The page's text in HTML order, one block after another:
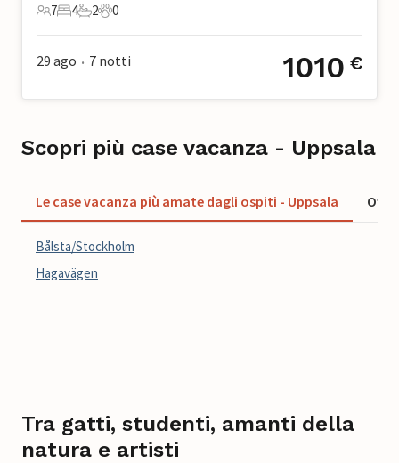
7 Ospiti
7
4 Camere da letto
4
2 Bagni
2
0 Animali domestici
0
29 ago • 7 notti 1010 €
Scopri più case vacanza - Uppsala
Le case vacanza più amate dagli ospiti - Uppsala
Bålsta/Stockholm
Hagavägen
Tra gatti, studenti, amanti della
natura e artisti